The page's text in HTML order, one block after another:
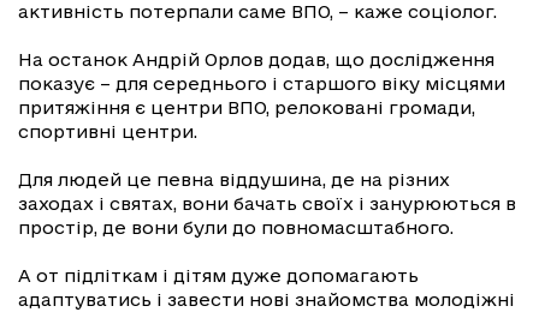
активність потерпали саме ВПО, – каже соціолог.
На останок Андрій Орлов додав, що дослідження
показує – для середнього і старшого віку місцями
притяжіння є центри ВПО, релоковані громади,
спортивні центри.
Для людей це певна віддушина, де на різних
заходах і святах, вони бачать своїх і занурюються в
простір, де вони були до повномасштабного.
А от підліткам і дітям дуже допомагають
адаптуватись і завести нові знайомства молодіжні